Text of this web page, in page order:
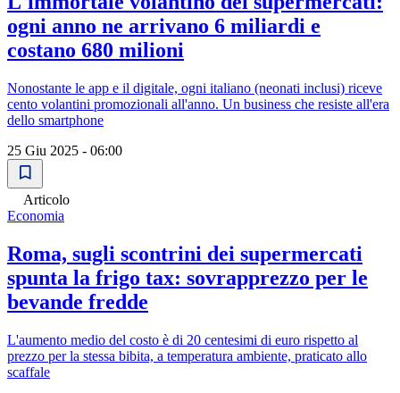
ogni anno ne arrivano 6 miliardi e
costano 680 milioni
Nonostante le app e il digitale, ogni italiano (neonati inclusi) riceve
cento volantini promozionali all'anno. Un business che resiste all'era
dello smartphone
25 Giu 2025 - 06:00
Articolo
Economia
Roma, sugli scontrini dei supermercati
spunta la frigo tax: sovrapprezzo per le
bevande fredde
L'aumento medio del costo è di 20 centesimi di euro rispetto al
prezzo per la stessa bibita, a temperatura ambiente, praticato allo
scaffale